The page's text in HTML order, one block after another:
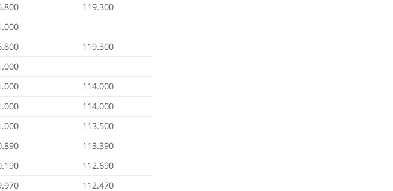
119.300
119.300
114.000
114.000
113.500
113.390
112.690
112.470